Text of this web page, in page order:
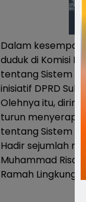
Dalam
duduk di Komisi B
tentang Sistem
inisiatif DPRD Sulsel.
Olehnya itu,
turun menyerap
tentang Sistem
Hadir sejumlah
Muhammad Risal,
Ramah